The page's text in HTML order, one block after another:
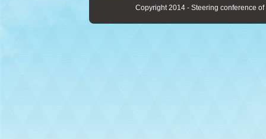
Copyright 2014 - Steering conference